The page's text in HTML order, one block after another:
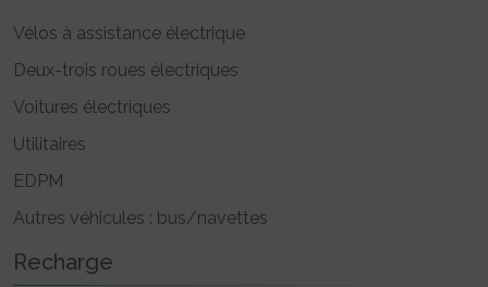
Vélos à assistance électrique
Deux-trois roues électriques
Voitures électriques
Utilitaires
EDPM
Autres véhicules : bus/navettes
Recharge